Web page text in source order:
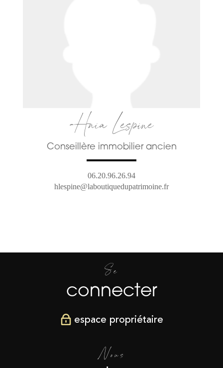
Hnia Lespine
Conseillère immobilier ancien
06.20.96.26.94
hlespine@laboutiquedupatrimoine.fr
Se
connecter
espace propriétaire
Nous